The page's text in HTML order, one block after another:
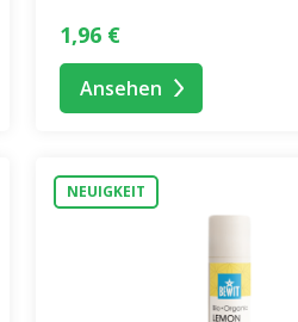
1,96 €
Ansehen
NEUIGKEIT